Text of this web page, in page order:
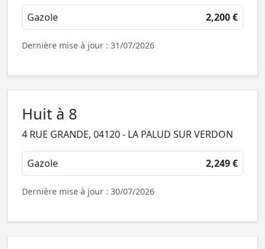
Gazole 2,200 €
Dernière mise à jour : 31/07/2026
Huit à 8
4 RUE GRANDE, 04120 - LA PALUD SUR VERDON
Gazole 2,249 €
Dernière mise à jour : 30/07/2026